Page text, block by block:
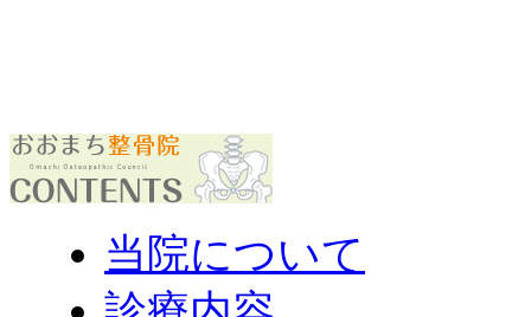
当院について